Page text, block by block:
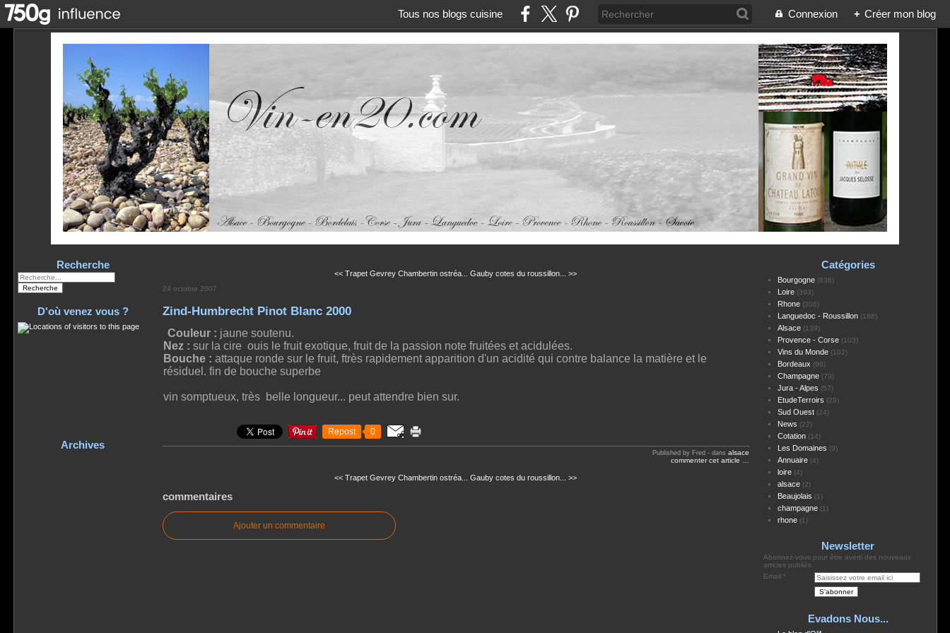
Tous nos blogs cuisine Connexion + Créer mon blog
Recherche
D'où venez vous ?
Archives
<< Trapet Gevrey Chambertin ostréa... Gauby cotes du roussillon... >>
24 octobre 2007
Zind-Humbrecht Pinot Blanc 2000
Couleur : jaune soutenu.
Nez : sur la cire ouis le fruit exotique, fruit de la passion note fruitées et acidulées.
Bouche : attaque ronde sur le fruit, ftrès rapidement apparition d'un acidité qui contre balance la matière et le
résiduel. fin de bouche superbe
vin somptueux, très belle longueur... peut attendre bien sur.
Repost 0
Published by Fred -dans alsace
commenter cet article
<< Trapet Gevrey Chambertin ostréa... Gauby cotes du roussillon... >>
commentaires
Ajouter un commentaire
Catégories
Bourgogne(836)
Loire(393)
Rhone(306)
Languedoc - Roussillon(188)
Alsace(139)
Provence - Corse(103)
Vins du Monde(102)
Bordeaux (96)
Champagne(79)
Jura - Alpes (57)
EtudeTerroirs (29)
Sud Ouest(24)
News (22)
Cotation(14)
Les Domaines (9)
Annuaire(4)
loire(4)
alsace(2)
Beaujolais (1)
champagne(1)
rhone(1)
Newsletter
Abonnez-vous pour être averti des nouveaux
articles publiés.
Email
Evadons Nous...